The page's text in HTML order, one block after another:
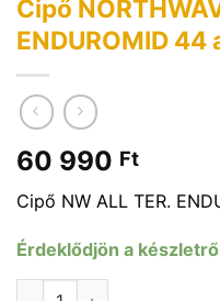
Cipő
ENDUROMID
60 990 Ft
Cipő NW ALL TER.
Érdeklődjön a
Cipő NORTHWAVE ALL